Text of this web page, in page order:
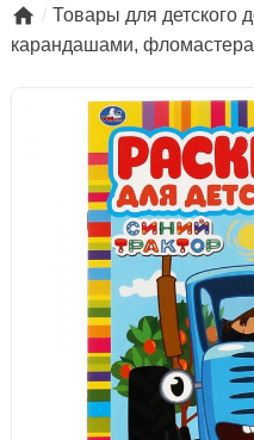
 Товары для детского
карандашами,